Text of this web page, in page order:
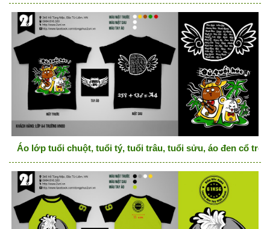
Áo lớp tuổi chuột, tuổi tý, tuổi trâu, tuổi sửu, áo đen cổ